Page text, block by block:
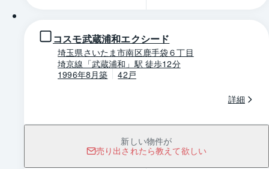
コスモ武蔵浦和エクシード
埼玉県さいたま市南区鹿手袋６丁目
埼京線「武蔵浦和」駅 徒歩12分
1996年8月築
42戸
詳細
新しい物件が
売り出されたら教えて欲しい